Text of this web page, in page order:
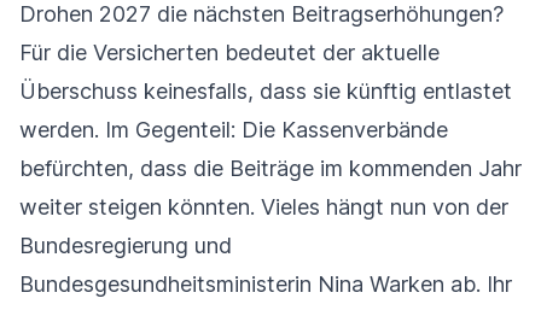
Drohen 2027 die nächsten Beitragserhöhungen?
Für die Versicherten bedeutet der aktuelle
Überschuss keinesfalls, dass sie künftig entlastet
werden. Im Gegenteil: Die Kassenverbände
befürchten, dass die Beiträge im kommenden Jahr
weiter steigen könnten. Vieles hängt nun von der
Bundesregierung und
Bundesgesundheitsministerin Nina Warken ab. Ihr